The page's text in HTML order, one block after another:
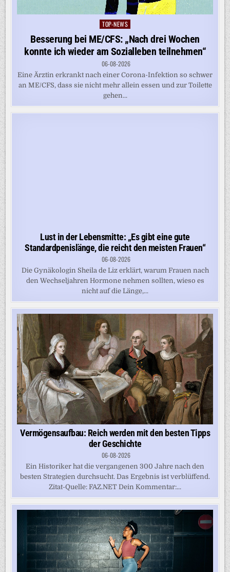
Posted
in
TOP-NEWS
Besserung bei ME/CFS: „Nach drei Wochen
konnte ich wieder am Sozialleben teilnehmen“
06-08-2026
Eine Ärztin erkrankt nach einer Corona-Infektion so schwer
an ME/CFS, dass sie nicht mehr allein essen und zur Toilette
gehen...
Lust in der Lebensmitte: „Es gibt eine gute
Standardpenislänge, die reicht den meisten Frauen“
06-08-2026
Die Gynäkologin Sheila de Liz erklärt, warum Frauen nach
den Wechseljahren Hormone nehmen sollten, wieso es
nicht auf die Länge,...
Vermögensaufbau: Reich werden mit den besten Tipps
der Geschichte
06-08-2026
Ein Historiker hat die vergangenen 300 Jahre nach den
besten Strategien durchsucht. Das Ergebnis ist verblüffend.
Zitat-Quelle: FAZ.NET Dein Kommentar:...